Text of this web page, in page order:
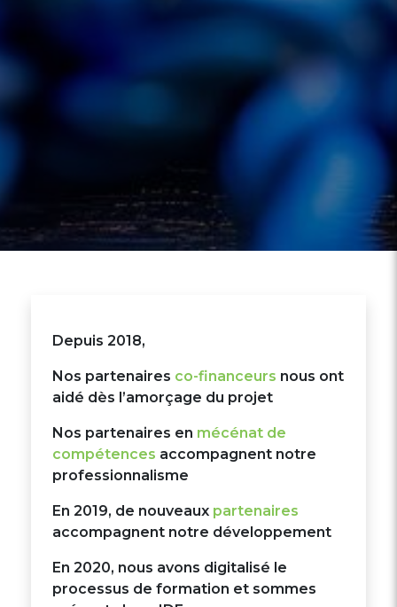
Depuis 2018,
Nos partenaires co-financeurs nous ont
aidé dès l’amorçage du projet
Nos partenaires en mécénat de
compétences accompagnent notre
professionnalisme
En 2019, de nouveaux partenaires
accompagnent notre développement
En 2020, nous avons digitalisé le
processus de formation et sommes